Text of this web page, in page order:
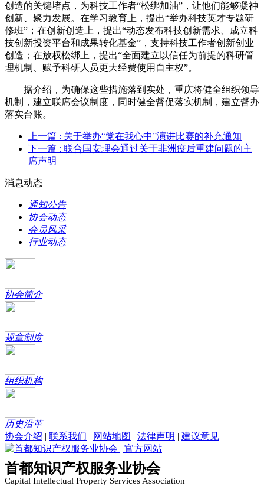
创造的关键堵点，为科技工作者“松绑加油”，让他们能够凝神
创新、聚力发展。在学习教育上，提出“举办科技英才专题研
修班”；在创新创造上，提出“动态发布科技创新需求、成立科
技创新投资平台和成果转化基金”，支持科技工作者创新创业
创造；在放权松绑上，提出“全面建立以信任为前提的科研管
理机制、赋予科研人员更大经费使用自主权”。
据介绍，为确保这些措施落到实处，重庆将健全组织领导
机制，建立联席会议制度，同时健全督促落实机制，建立督办
落实台账。
上一篇 : 关于举办“党在我心中”演讲比赛的补充通知
下一篇 : 联合国安理会通过关于非洲疫后重建问题的主
席声明
消息动态
通知公告
协会动态
会员风采
行业动态
协会简介
规章制度
组织机构
历史沿革
协会介绍
联系我们 网站地图 法律声明 建议意见
首都知识产权服务业协会
Capital Intellectual Property Services Association